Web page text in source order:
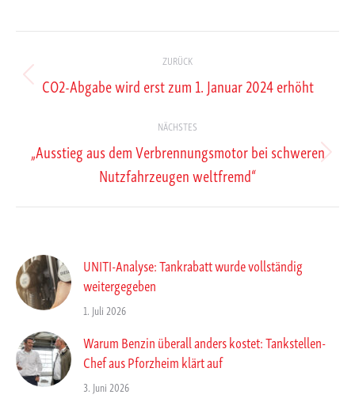
Kommentarnavigation
ZURÜCK
Vorheriger
CO2-Abgabe wird erst zum 1. Januar 2024 erhöht
NÄCHSTES
Nächster
Beitrag:
„Ausstieg aus dem Verbrennungsmotor bei schweren
Nutzfahrzeugen weltfremd“
UNITI-Analyse: Tankrabatt wurde vollständig
weitergegeben
1. Juli 2026
Warum Benzin überall anders kostet: Tankstellen-
Chef aus Pforzheim klärt auf
3. Juni 2026